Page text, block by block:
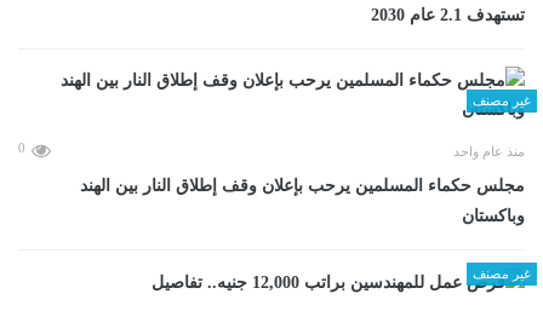
تستهدف 2.1 عام 2030
غير مصنف
منذ عام واحد 0
مجلس حكماء المسلمين يرحب بإعلان وقف إطلاق النار بين الهند
وباكستان
غير مصنف